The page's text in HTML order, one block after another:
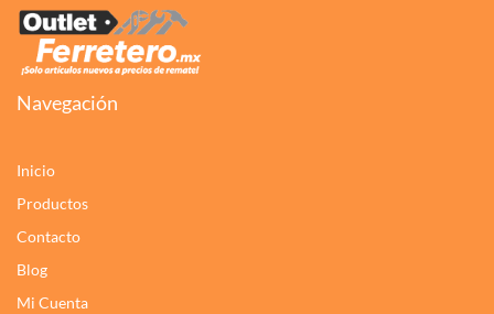
Navegación
Inicio
Productos
Contacto
Blog
Mi Cuenta